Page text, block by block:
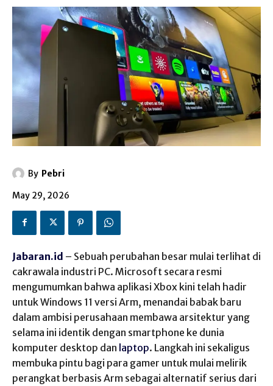
By Pebri
May 29, 2026
Jabaran.id – Sebuah perubahan besar mulai terlihat di
cakrawala industri PC. Microsoft secara resmi
mengumumkan bahwa aplikasi Xbox kini telah hadir
untuk Windows 11 versi Arm, menandai babak baru
dalam ambisi perusahaan membawa arsitektur yang
selama ini identik dengan smartphone ke dunia
komputer desktop dan laptop. Langkah ini sekaligus
membuka pintu bagi para gamer untuk mulai melirik
perangkat berbasis Arm sebagai alternatif serius dari